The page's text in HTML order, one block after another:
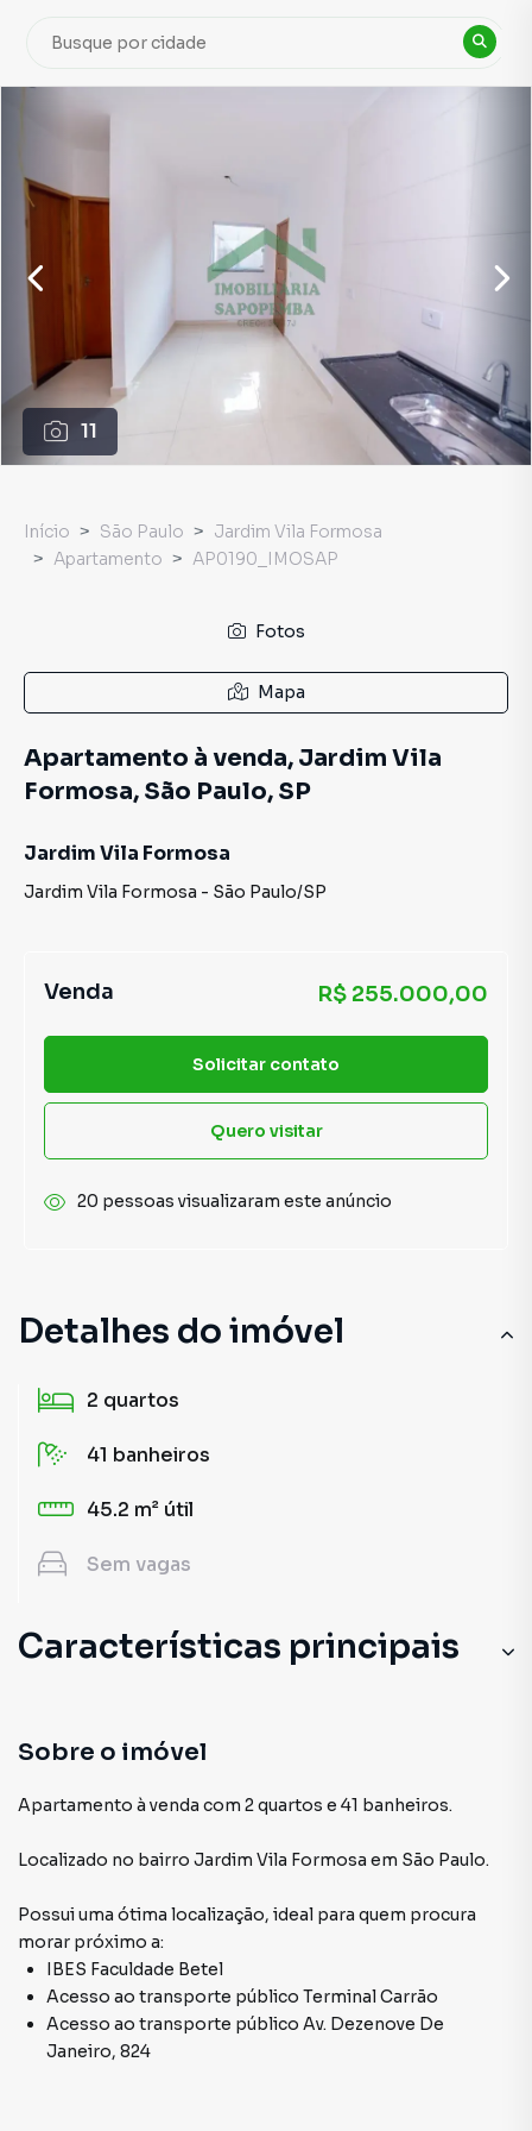
11
Detalhes do imóvel
2 quartos
41 banheiros
45.2 m² útil
Sem vagas
Características principais
Sobre o imóvel
Apartamento à venda com 2 quartos e 41 banheiros.
Localizado no bairro Jardim Vila Formosa em São Paulo.
Possui uma ótima localização, ideal para quem procura
morar próximo a:
IBES Faculdade Betel
Acesso ao transporte público Terminal Carrão
Acesso ao transporte público Av. Dezenove De
Janeiro, 824
Início São Paulo
Jardim Vila Formosa
Apartamento
AP0190_IMOSAP
Fotos
Mapa
Apartamento à venda, Jardim Vila
Formosa, São Paulo, SP
Jardim Vila Formosa
Jardim Vila Formosa - São Paulo/SP
Venda R$ 255.000,00
Solicitar contato
Quero visitar
20 pessoas visualizaram este anúncio